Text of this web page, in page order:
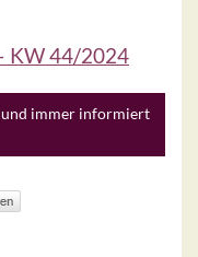
KW 44/2024
immer informiert